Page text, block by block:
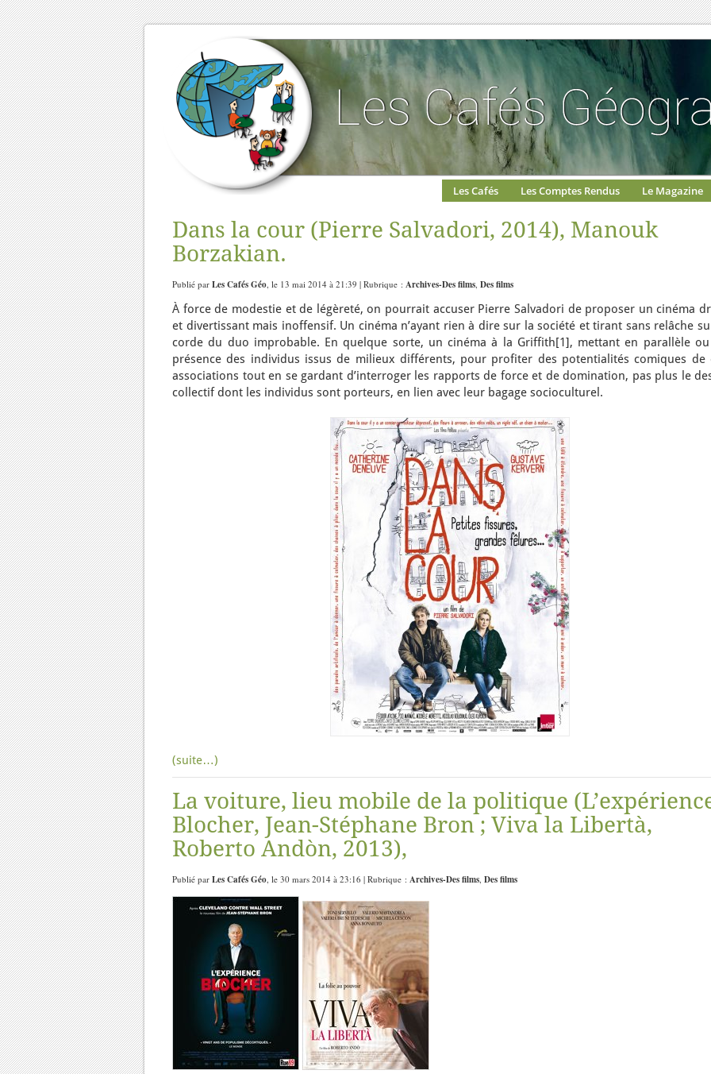
Les Cafés Les Comptes Rendus Le Magazine
Dans la cour (Pierre Salvadori, 2014), Manouk
Borzakian.
Publié par Les Cafés Géo, le 13 mai 2014 à 21:39 | Rubrique : Archives-Des films, Des films
À force de modestie et de légèreté, on pourrait accuser Pierre Salvadori de proposer un cinéma
et divertissant mais inoffensif. Un cinéma n’ayant rien à dire sur la société et tirant sans relâche
corde du duo improbable. En quelque sorte, un cinéma à la Griffith[1], mettant en parallèle
présence des individus issus de milieux différents, pour profiter des potentialités comiques de
associations tout en se gardant d’interroger les rapports de force et de domination, pas plus le
collectif dont les individus sont porteurs, en lien avec leur bagage socioculturel.
(suite…)
La voiture, lieu mobile de la politique
Blocher, Jean-Stéphane Bron ; Viva la Libertà,
Roberto Andòn, 2013),
Publié par Les Cafés Géo, le 30 mars 2014 à 23:16 | Rubrique : Archives-Des films, Des films